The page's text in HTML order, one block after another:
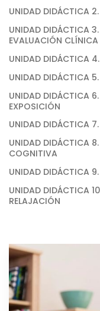
UNIDAD DIDÁCTICA 2.
UNIDAD DIDÁCTICA
EVALUACIÓN CLÍNICA
UNIDAD DIDÁCTICA
UNIDAD DIDÁCTICA
UNIDAD DIDÁCTICA
EXPOSICIÓN
UNIDAD DIDÁCTICA
UNIDAD DIDÁCTICA
COGNITIVA
UNIDAD DIDÁCTICA
UNIDAD DIDÁCTICA
RELAJACIÓN